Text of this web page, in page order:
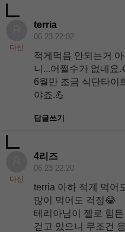
다신
terria
06.23 22:02
적게먹음 안되는거
니...어쩔수가 없네요
6월만 조금 식단타이
야죠.💪
답글쓰기
다신
4리즈
06.23 22:20
terria 아하 적게 먹어
많이 먹어도 걱정😂
테리아님이 젤로 힘
걷고 있으니 무조건